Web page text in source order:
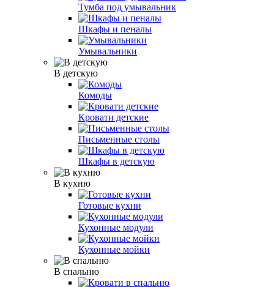
Тумба под умывальник
Шкафы и пеналы
Умывальники
В детскую
Комоды
Кровати детские
Письменные столы
Шкафы в детскую
В кухню
Готовые кухни
Кухонные модули
Кухонные мойки
В спальню